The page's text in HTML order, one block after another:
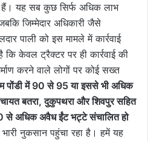
हैं। यह सब कुछ सिर्फ अधिक लाभ
जिम्मेदार अधिकारी जैसे
पाली को इस मामले में कार्रवाई
केवल ट्रैक्टर पर ही कार्रवाई की
करने वाले लोगों पर कोई सख्त
पोंडी में 90 से 95 या इससे भी अधिक
बतरा, दुकुपथरा और शिवपुर सहित
अधिक अवैध ईंट भट्टे संचालित हो
नुकसान पहुंचा रहा है। हमें यह